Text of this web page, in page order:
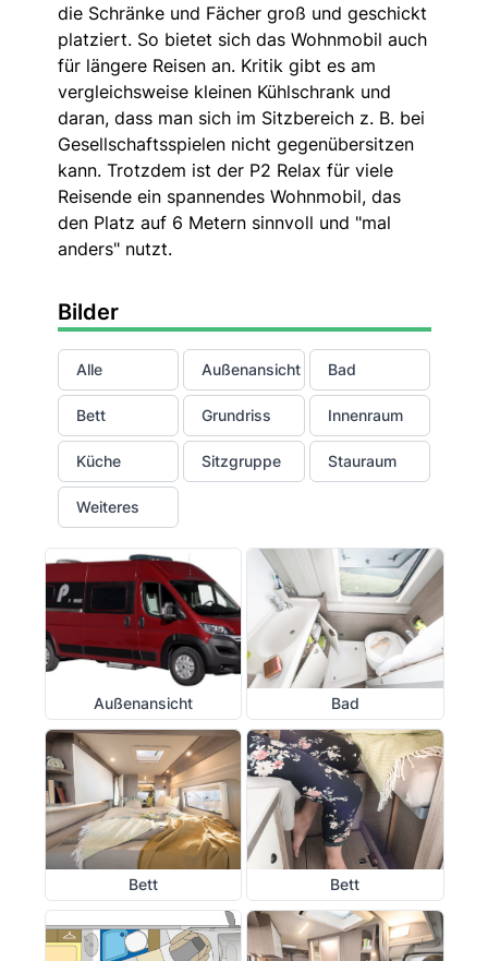
die Schränke und Fächer groß und geschickt
platziert. So bietet sich das Wohnmobil auch
für längere Reisen an. Kritik gibt es am
vergleichsweise kleinen Kühlschrank und
daran, dass man sich im Sitzbereich z. B. bei
Gesellschaftsspielen nicht gegenübersitzen
kann. Trotzdem ist der P2 Relax für viele
Reisende ein spannendes Wohnmobil, das
den Platz auf 6 Metern sinnvoll und "mal
anders" nutzt.
Bilder
Alle Außenansicht Bad
Bett Grundriss Innenraum
Küche Sitzgruppe Stauraum
Weiteres
Außenansicht Bad
Bett Bett